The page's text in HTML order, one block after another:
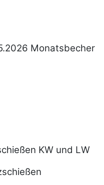
Monatsbecher
KW und LW